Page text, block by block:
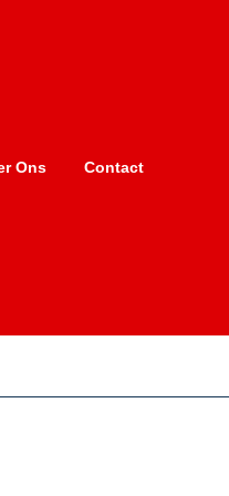
Ons Contact